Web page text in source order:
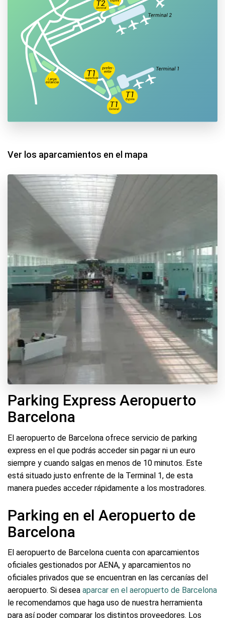
agarrar el Rodalies R2S hasta el Prat del Llobregat
y una vez ahí el metro L9S hasta el aeropuerto. Si
viene de ciudades interiores como Manresa, puede
llegar a la estación de Sants con el tren R4, y desde
ahí subirse al tren R2N hasta el aeropuerto. Desde
Tarragona tiene la opción de bus "BUSPLANA" que
le llevará directo al aeropuerto
Ver los aparcamientos en el mapa
Parking Express Aeropuerto
Barcelona
El aeropuerto de Barcelona ofrece servicio de parking
express en el que podrás acceder sin pagar ni un euro
siempre y cuando salgas en menos de 10 minutos. Este
está situado justo enfrente de la Terminal 1, de esta
manera puedes acceder rápidamente a los mostradores.
Parking en el Aeropuerto de
Barcelona
El aeropuerto de Barcelona cuenta con aparcamientos
oficiales gestionados por AENA, y aparcamientos no
oficiales privados que se encuentran en las cercanías del
aeropuerto. Si desea aparcar en el aeropuerto de Barcelona
le recomendamos que haga uso de nuestra herramienta
para así poder comparar los distintos proveedores. Los